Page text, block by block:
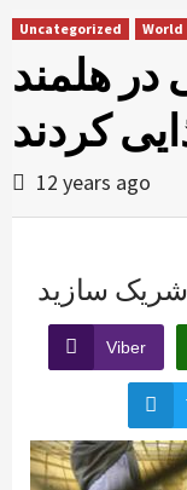
Uncategorized World
در هلمند
کردند
12 years ago
شریک سازید
Viber